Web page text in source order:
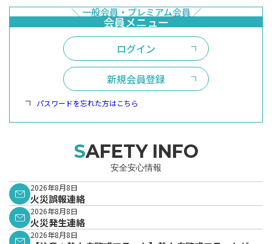
ログイン
新規会員登録
パスワードを忘れた方はこちら
SAFETY INFO
安全安心情報
2026年8月8日
火災誤報連絡
2026年8月8日
火災発生連絡
2026年8月8日